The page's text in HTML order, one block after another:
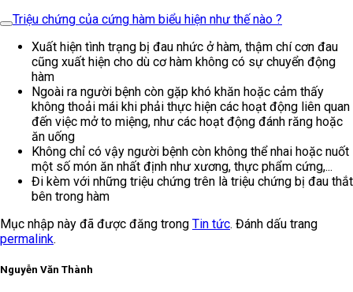
Triệu chứng của cứng hàm biểu hiện như thế nào ?
Xuất hiện tình trạng bị đau nhức ở hàm, thậm chí cơn đau
cũng xuất hiện cho dù cơ hàm không có sự chuyển động
hàm
Ngoài ra người bệnh còn gặp khó khăn hoặc cảm thấy
không thoải mái khi phải thực hiện các hoạt động liên quan
đến việc mở to miệng, như các hoạt động đánh răng hoặc
ăn uống
Không chỉ có vậy người bệnh còn không thể nhai hoặc nuốt
một số món ăn nhất định như xương, thực phẩm cứng,...
Đi kèm với những triệu chứng trên là triệu chứng bị đau thắt
bên trong hàm
Mục nhập này đã được đăng trong Tin tức. Đánh dấu trang
permalink.
Nguyễn Văn Thành